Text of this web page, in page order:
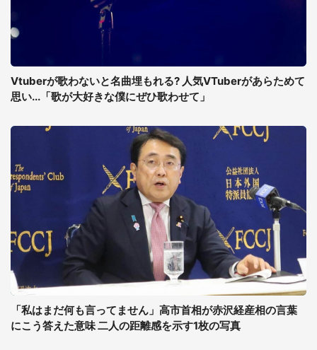
Vtuberが歌わないと名曲埋もれる? 人気VTuberがあらためて
思い...「歌が大好きな僕にぜひ歌わせて」
「私はまだ何も言ってません」高市首相が赤沢経産相の言葉
にこう答えた意味 二人の距離感を示す1枚の写真